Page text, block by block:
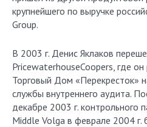
крупнейшего по выручке
Group.
В 2003 г. Денис Яклаков
PricewaterhouseCoopers, где
Торговый Дом «Перекресток»
службы внутреннего аудита.
декабре 2003 г. контрольного
Middle Volga в феврале 2004 г.